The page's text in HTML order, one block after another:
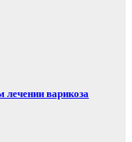
варикоза